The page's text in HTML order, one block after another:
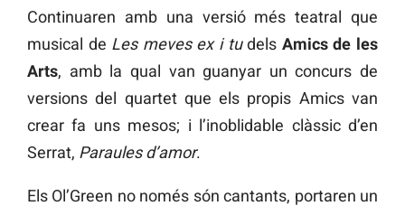
Continuaren amb una versió més teatral que
musical de Les meves ex i tudels Amics de les
Arts, amb la qual van guanyar un concurs de
versions del quartet que els propis Amics van
crear fa uns mesos; i l’inoblidable clàssic d’en
Serrat, Paraules d’amor.
Els Ol’Green no només són cantants, portaren un